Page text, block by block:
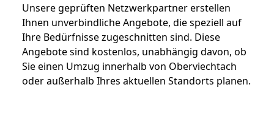
Unsere geprüften Netzwerkpartner erstellen
Ihnen unverbindliche Angebote, die speziell auf
Ihre Bedürfnisse zugeschnitten sind. Diese
Angebote sind kostenlos, unabhängig davon, ob
Sie einen Umzug innerhalb von Oberviechtach
oder außerhalb Ihres aktuellen Standorts planen.